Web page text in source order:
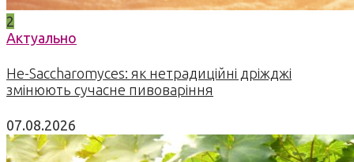
2
Актуально
Не-Saccharomyces: як нетрадиційні дріжджі
змінюють сучасне пивоваріння
07.08.2026